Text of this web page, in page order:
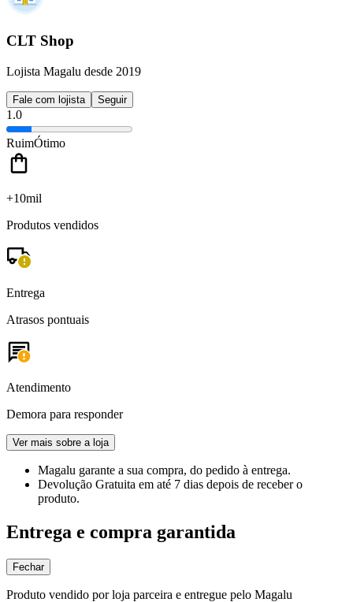
CLT Shop
Lojista Magalu desde 2019
Fale com lojista Seguir
1.0
RuimÓtimo
+10mil
Produtos vendidos
Entrega
Atrasos pontuais
Atendimento
Demora para responder
Ver mais sobre a loja
Magalu garante a sua compra, do pedido à entrega.
Devolução Gratuita em até 7 dias depois de receber o
produto.
Entrega e compra garantida
Fechar
Produto vendido por loja parceira e entregue pelo Magalu